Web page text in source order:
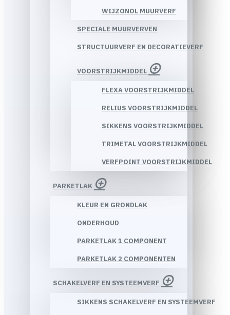
WIJZONOL MUURVERF
SPECIALE MUURVERVEN
STRUCTUURVERF EN DECORATIEVERF
VOORSTRIJKMIDDEL
FLEXA VOORSTRIJKMIDDEL
RELIUS VOORSTRIJKMIDDEL
SIKKENS VOORSTRIJKMIDDEL
TRIMETAL VOORSTRIJKMIDDEL
VERFPOINT VOORSTRIJKMIDDEL
PARKETLAK
KLEUR EN GRONDLAK
ONDERHOUD
PARKETLAK 1 COMPONENT
PARKETLAK 2 COMPONENTEN
SCHAKELVERF EN SYSTEEMVERF
SIKKENS SCHAKELVERF EN SYSTEEMVERF